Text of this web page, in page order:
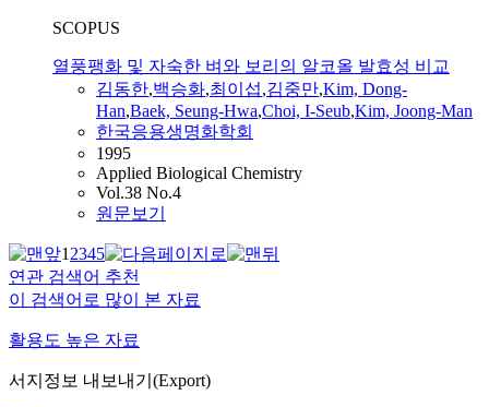
SCOPUS
열풍팽화 및 자숙한 벼와 보리의 알코올 발효성 비교
김동한,백승화,최이섭,김중만,Kim, Dong-
Han,Baek, Seung-Hwa,Choi, I-Seub,Kim, Joong-Man
한국응용생명화학회
1995
Applied Biological Chemistry
Vol.38 No.4
원문보기
12345
연관 검색어 추천
이 검색어로 많이 본 자료
활용도 높은 자료
서지정보 내보내기(Export)